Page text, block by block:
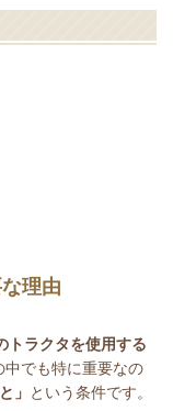
理由
トラクタを使用する
中でも特に重要なの
」 という条件です。